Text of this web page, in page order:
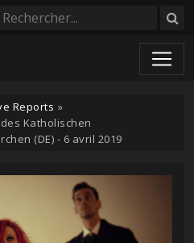
Reports »
Katholischen
(DE) - 6 avril 2019